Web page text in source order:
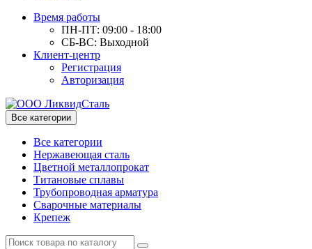
Время работы
ПН-ПТ: 09:00 - 18:00
СБ-ВС: Выходной
Клиент-центр
Регистрация
Авторизация
Все категории
Все категории
Нержавеющая сталь
Цветной металлопрокат
Титановые сплавы
Трубопроводная арматура
Сварочные материалы
Крепеж